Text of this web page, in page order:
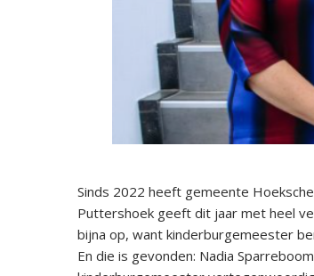
Sinds 2022 heeft gemeente
Puttershoek geeft dit jaar met heel
bijna op, want kinderburgemeester
En die is gevonden: Nadia